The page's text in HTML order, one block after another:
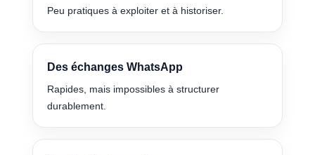
Peu pratiques à exploiter et à historiser.
Des échanges WhatsApp
Rapides, mais impossibles à structurer
durablement.